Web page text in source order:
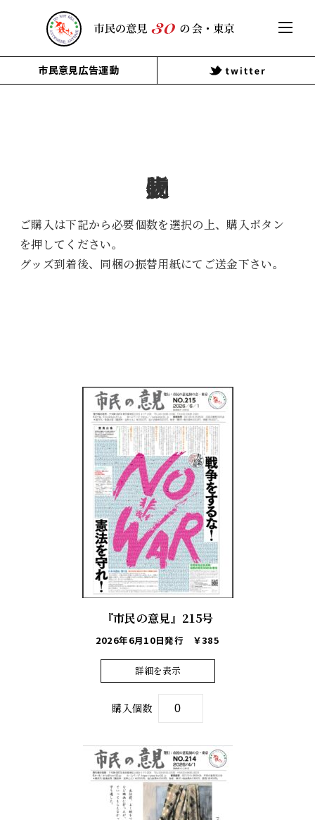
市民意見広告運動
ご購入は下記から必要個数を選択の上、購入ボタン
を押してください。
グッズ到着後、同梱の振替用紙にてご送金下さい。
『市民の意見』215号
2026年6月10日発行 ￥385
詳細を表示
購入個数